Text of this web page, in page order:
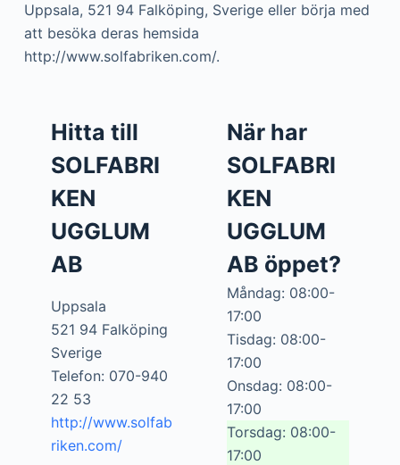
Uppsala, 521 94 Falköping, Sverige eller börja med
att besöka deras hemsida
http://www.solfabriken.com/.
Hitta till
SOLFABRI
KEN
UGGLUM
AB
Uppsala
521 94 Falköping
Sverige
Telefon: 070-940
22 53
http://www.solfab
riken.com/
När har
SOLFABRI
KEN
UGGLUM
AB öppet?
Måndag: 08:00-
17:00
Tisdag: 08:00-
17:00
Onsdag: 08:00-
17:00
Torsdag: 08:00-
17:00